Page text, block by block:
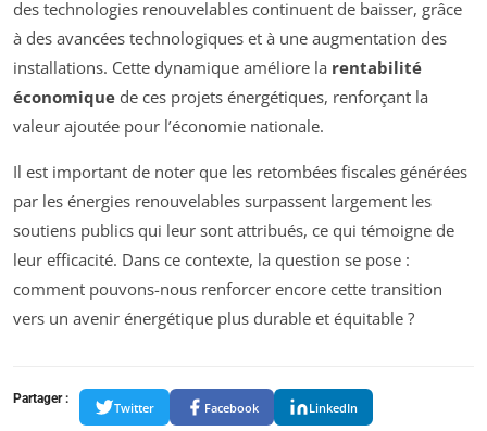
des technologies renouvelables continuent de baisser, grâce
à des avancées technologiques et à une augmentation des
installations. Cette dynamique améliore la rentabilité
économique de ces projets énergétiques, renforçant la
valeur ajoutée pour l’économie nationale.
Il est important de noter que les retombées fiscales générées
par les énergies renouvelables surpassent largement les
soutiens publics qui leur sont attribués, ce qui témoigne de
leur efficacité. Dans ce contexte, la question se pose :
comment pouvons-nous renforcer encore cette transition
vers un avenir énergétique plus durable et équitable ?
Partager :
Twitter Facebook LinkedIn